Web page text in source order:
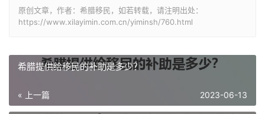
原创文章，作者：希腊移民，如若转载，请注明出处：
https://www.xilayimin.com.cn/yiminsh/760.html
希腊提供给移民的补助是多少？
« 上一篇 2023-06-13